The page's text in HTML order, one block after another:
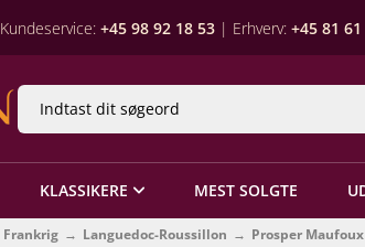
Kundeservice: +45 98 92 18 53 | Erhverv: +45 81
KLASSIKERE MEST SOLGTE
Frankrig Languedoc-Roussillon Prosper Maufoux